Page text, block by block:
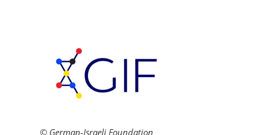
© German-Israeli Foundation